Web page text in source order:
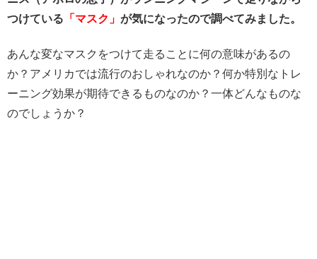
つけている 「マスク」 が気になったので調べてみました。
あんな変なマスクをつけて走ることに何の意味があるの
か？アメリカでは流行のおしゃれなのか？何か特別なトレ
ーニング効果が期待できるものなのか？一体どんなものな
のでしょうか？